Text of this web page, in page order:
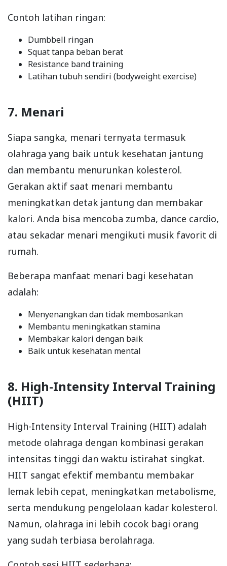
Contoh latihan ringan:
Dumbbell ringan
Squat tanpa beban berat
Resistance band training
Latihan tubuh sendiri (bodyweight exercise)
7. Menari
Siapa sangka, menari ternyata termasuk
olahraga yang baik untuk kesehatan jantung
dan membantu menurunkan kolesterol.
Gerakan aktif saat menari membantu
meningkatkan detak jantung dan membakar
kalori. Anda bisa mencoba zumba, dance cardio,
atau sekadar menari mengikuti musik favorit di
rumah.
Beberapa manfaat menari bagi kesehatan
adalah:
Menyenangkan dan tidak membosankan
Membantu meningkatkan stamina
Membakar kalori dengan baik
Baik untuk kesehatan mental
8. High-Intensity Interval Training
(HIIT)
High-Intensity Interval Training (HIIT) adalah
metode olahraga dengan kombinasi gerakan
intensitas tinggi dan waktu istirahat singkat.
HIIT sangat efektif membantu membakar
lemak lebih cepat, meningkatkan metabolisme,
serta mendukung pengelolaan kadar kolesterol.
Namun, olahraga ini lebih cocok bagi orang
yang sudah terbiasa berolahraga.